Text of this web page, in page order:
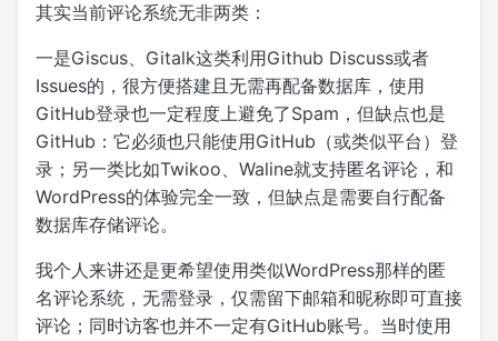
其实当前评论系统无非两类：
一是Giscus、Gitalk这类利用Github Discuss或者
Issues的，很方便搭建且无需再配备数据库，使用
GitHub登录也一定程度上避免了Spam，但缺点也是
GitHub：它必须也只能使用GitHub（或类似平台）登
录；另一类比如Twikoo、Waline就支持匿名评论，和
WordPress的体验完全一致，但缺点是需要自行配备
数据库存储评论。
我个人来讲还是更希望使用类似WordPress那样的匿
名评论系统，无需登录，仅需留下邮箱和昵称即可直接
评论；同时访客也并不一定有GitHub账号。当时使用